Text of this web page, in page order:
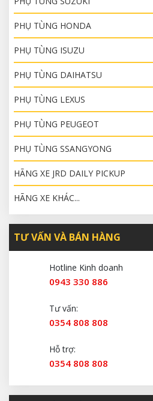
PHỤ TÙNG HONDA
PHỤ TÙNG ISUZU
PHỤ TÙNG DAIHATSU
PHỤ TÙNG LEXUS
PHỤ TÙNG PEUGEOT
PHỤ TÙNG SSANGYONG
HÃNG XE JRD DAILY PICKUP
HÃNG XE KHÁC...
TƯ VẤN VÀ BÁN HÀNG
Hotline Kinh doanh
0943 330 886
Tư vấn:
0354 808 808
Hỗ trợ:
0354 808 808